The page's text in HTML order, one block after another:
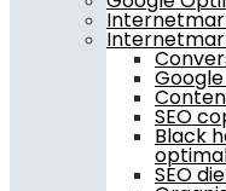
SEO
Black
SEO